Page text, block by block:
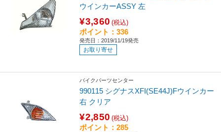
ウインカーASSY 左
¥3,360 (税込)
ポイント：336
発売日：2019/11/19発売
お取り寄せ
バイクパーツセンター
990115 シグナスXFI(SE44J)Fウインカー
右 クリア
¥2,850 (税込)
ポイント：285